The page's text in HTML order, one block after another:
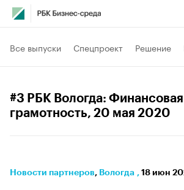
Все выпуски Спецпроект Решение
#3 РБК Вологда: Финансовая
грамотность, 20 мая 2020
Новости партнеров⁠, Вологда , 18 июн